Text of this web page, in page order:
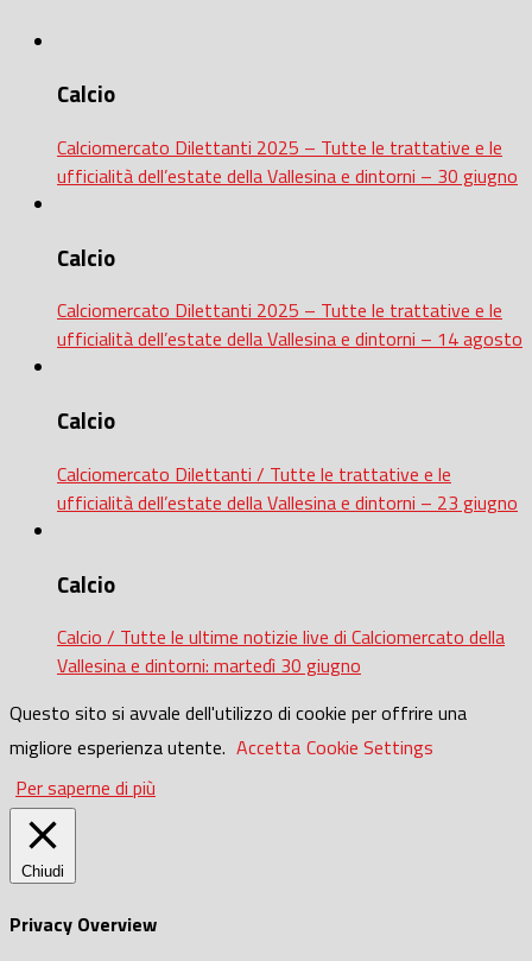
Calcio
Calciomercato Dilettanti 2025 – Tutte le trattative e le
ufficialità dell’estate della Vallesina e dintorni – 30 giugno
Calcio
Calciomercato Dilettanti 2025 – Tutte le trattative e le
ufficialità dell’estate della Vallesina e dintorni – 14 agosto
Calcio
Calciomercato Dilettanti / Tutte le trattative e le
ufficialità dell’estate della Vallesina e dintorni – 23 giugno
Calcio
Calcio / Tutte le ultime notizie live di Calciomercato della
Vallesina e dintorni: martedì 30 giugno
Questo sito si avvale dell'utilizzo di cookie per offrire una
migliore esperienza utente. Accetta Cookie Settings
Per saperne di più
Chiudi
Privacy Overview